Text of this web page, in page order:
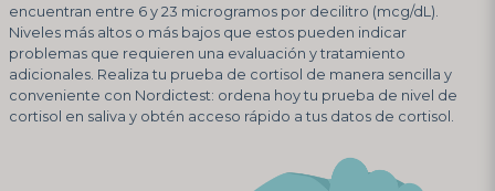
encuentran entre 6 y 23 microgramos por decilitro (mcg/dL).
Niveles más altos o más bajos que estos pueden indicar
problemas que requieren una evaluación y tratamiento
adicionales. Realiza tu prueba de cortisol de manera sencilla y
conveniente con Nordictest: ordena hoy tu prueba de nivel de
cortisol en saliva y obtén acceso rápido a tus datos de cortisol.